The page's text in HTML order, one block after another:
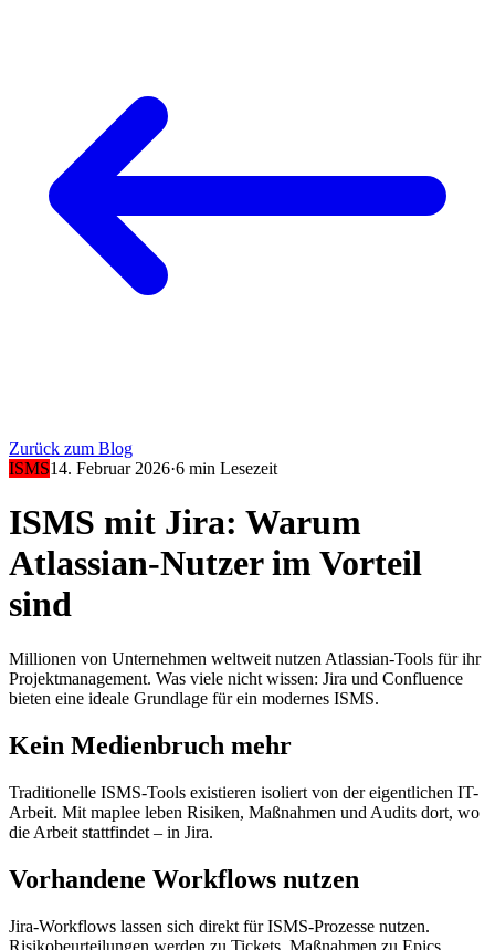
Zurück zum Blog
ISMS14. Februar 2026·6 min Lesezeit
ISMS mit Jira: Warum
Atlassian-Nutzer im Vorteil
sind
Millionen von Unternehmen weltweit nutzen Atlassian-Tools für ihr
Projektmanagement. Was viele nicht wissen: Jira und Confluence
bieten eine ideale Grundlage für ein modernes ISMS.
Kein Medienbruch mehr
Traditionelle ISMS-Tools existieren isoliert von der eigentlichen IT-
Arbeit. Mit maplee leben Risiken, Maßnahmen und Audits dort, wo
die Arbeit stattfindet – in Jira.
Vorhandene Workflows nutzen
Jira-Workflows lassen sich direkt für ISMS-Prozesse nutzen.
Risikobeurteilungen werden zu Tickets, Maßnahmen zu Epics,